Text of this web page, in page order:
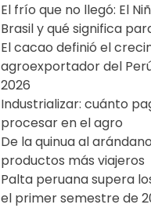
El frío que no llegó: El
Brasil y qué significa
El cacao definió el
agroexportador del
2026
Industrializar: cuánto
procesar en el agro
De la quinua al
productos más viajeros
Palta peruana supera
el primer semestre de